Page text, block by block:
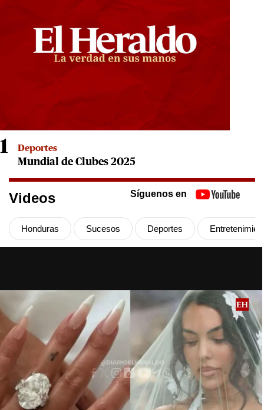
1 Deportes
Mundial de Clubes 2025
Videos
Honduras Sucesos Deportes
Síguenos en